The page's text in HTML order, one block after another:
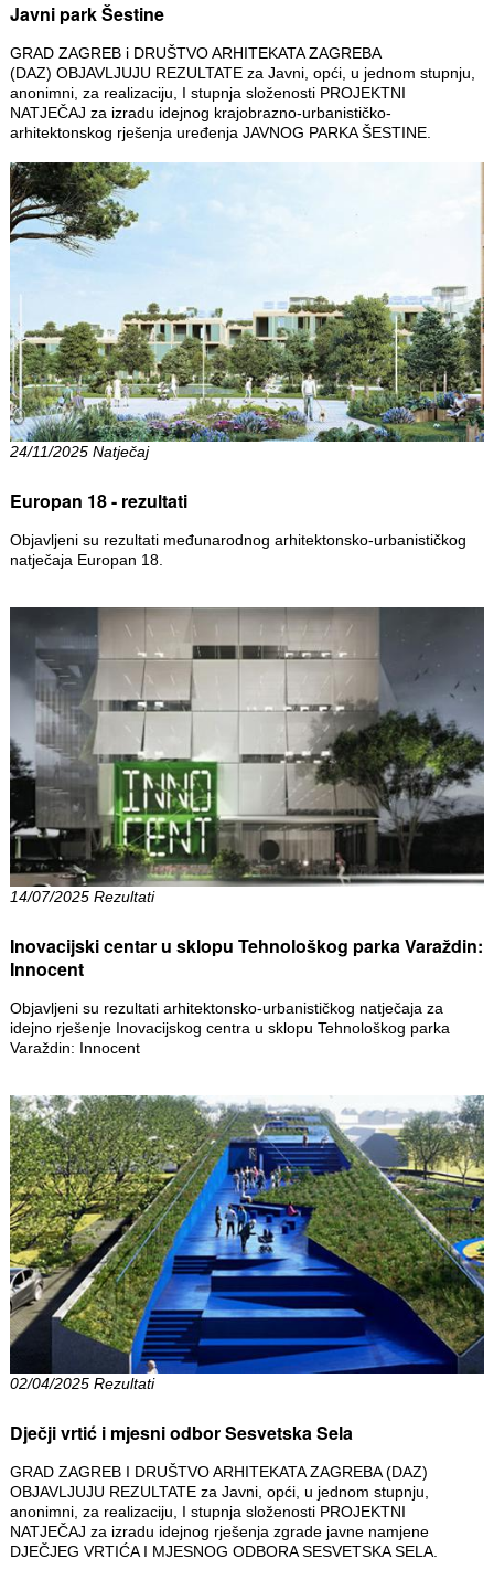
Javni park Šestine
GRAD ZAGREB i DRUŠTVO ARHITEKATA ZAGREBA
(DAZ) OBJAVLJUJU REZULTATE za Javni, opći, u jednom stupnju,
anonimni, za realizaciju, I stupnja složenosti PROJEKTNI
NATJEČAJ za izradu idejnog krajobrazno-urbanističko-
arhitektonskog rješenja uređenja JAVNOG PARKA ŠESTINE.
24/11/2025 Natječaj
Europan 18 - rezultati
Objavljeni su rezultati međunarodnog arhitektonsko-urbanističkog
natječaja Europan 18.
14/07/2025 Rezultati
Inovacijski centar u sklopu Tehnološkog parka Varaždin:
Innocent
Objavljeni su rezultati arhitektonsko-urbanističkog natječaja za
idejno rješenje Inovacijskog centra u sklopu Tehnološkog parka
Varaždin: Innocent
02/04/2025 Rezultati
Dječji vrtić i mjesni odbor Sesvetska Sela
GRAD ZAGREB I DRUŠTVO ARHITEKATA ZAGREBA (DAZ)
OBJAVLJUJU REZULTATE za Javni, opći, u jednom stupnju,
anonimni, za realizaciju, I stupnja složenosti PROJEKTNI
NATJEČAJ za izradu idejnog rješenja zgrade javne namjene
DJEČJEG VRTIĆA I MJESNOG ODBORA SESVETSKA SELA.